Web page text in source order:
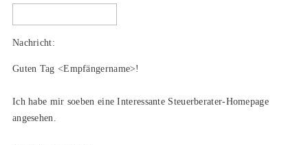
Nachricht:
Guten Tag <Empfängername>!
Ich habe mir soeben eine Interessante Steuerberater-Homepage
angesehen.